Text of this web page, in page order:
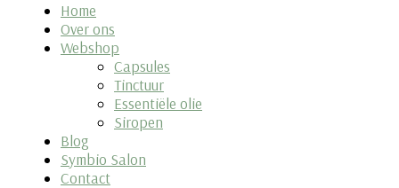
Home
Over ons
Webshop
Capsules
Tinctuur
Essentiële olie
Siropen
Blog
Symbio Salon
Contact